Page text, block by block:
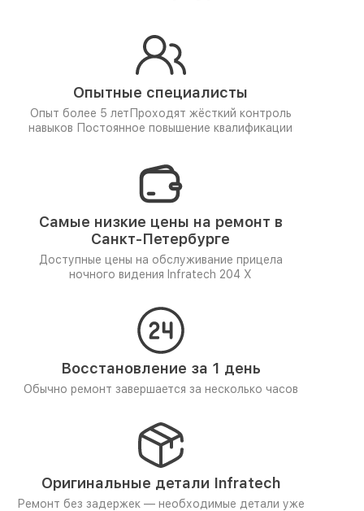
Опытные специалисты
Опыт более 5 лет Проходят жёсткий контроль
навыков Постоянное повышение квалификации
Самые низкие цены на ремонт в
Санкт-Петербурге
Доступные цены на обслуживание прицела
ночного видения Infratech 204 Х
Восстановление за 1 день
Обычно ремонт завершается за несколько часов
Оригинальные детали Infratech
Ремонт без задержек — необходимые детали уже